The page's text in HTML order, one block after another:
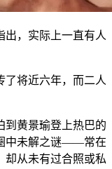
，实际上一直有人
将近六年，而二人
黄景瑜登上热巴的
中未解之谜——常在
却从未有过合照或私